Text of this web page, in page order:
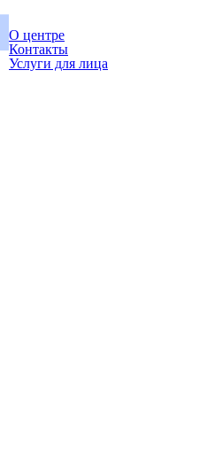
О центре
Контакты
Услуги для лица